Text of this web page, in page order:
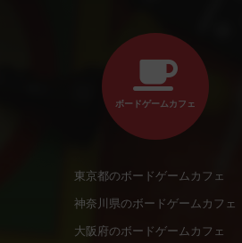
ボードゲームカフェ
東京都のボードゲームカフェ
神奈川県のボードゲームカフェ
大阪府のボードゲームカフェ